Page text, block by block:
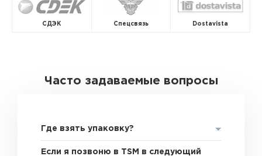
СДЭК Спецсвязь Dostavista
Часто задаваемые вопросы
Где взять упаковку?
Если я позвоню в TSM в следующий